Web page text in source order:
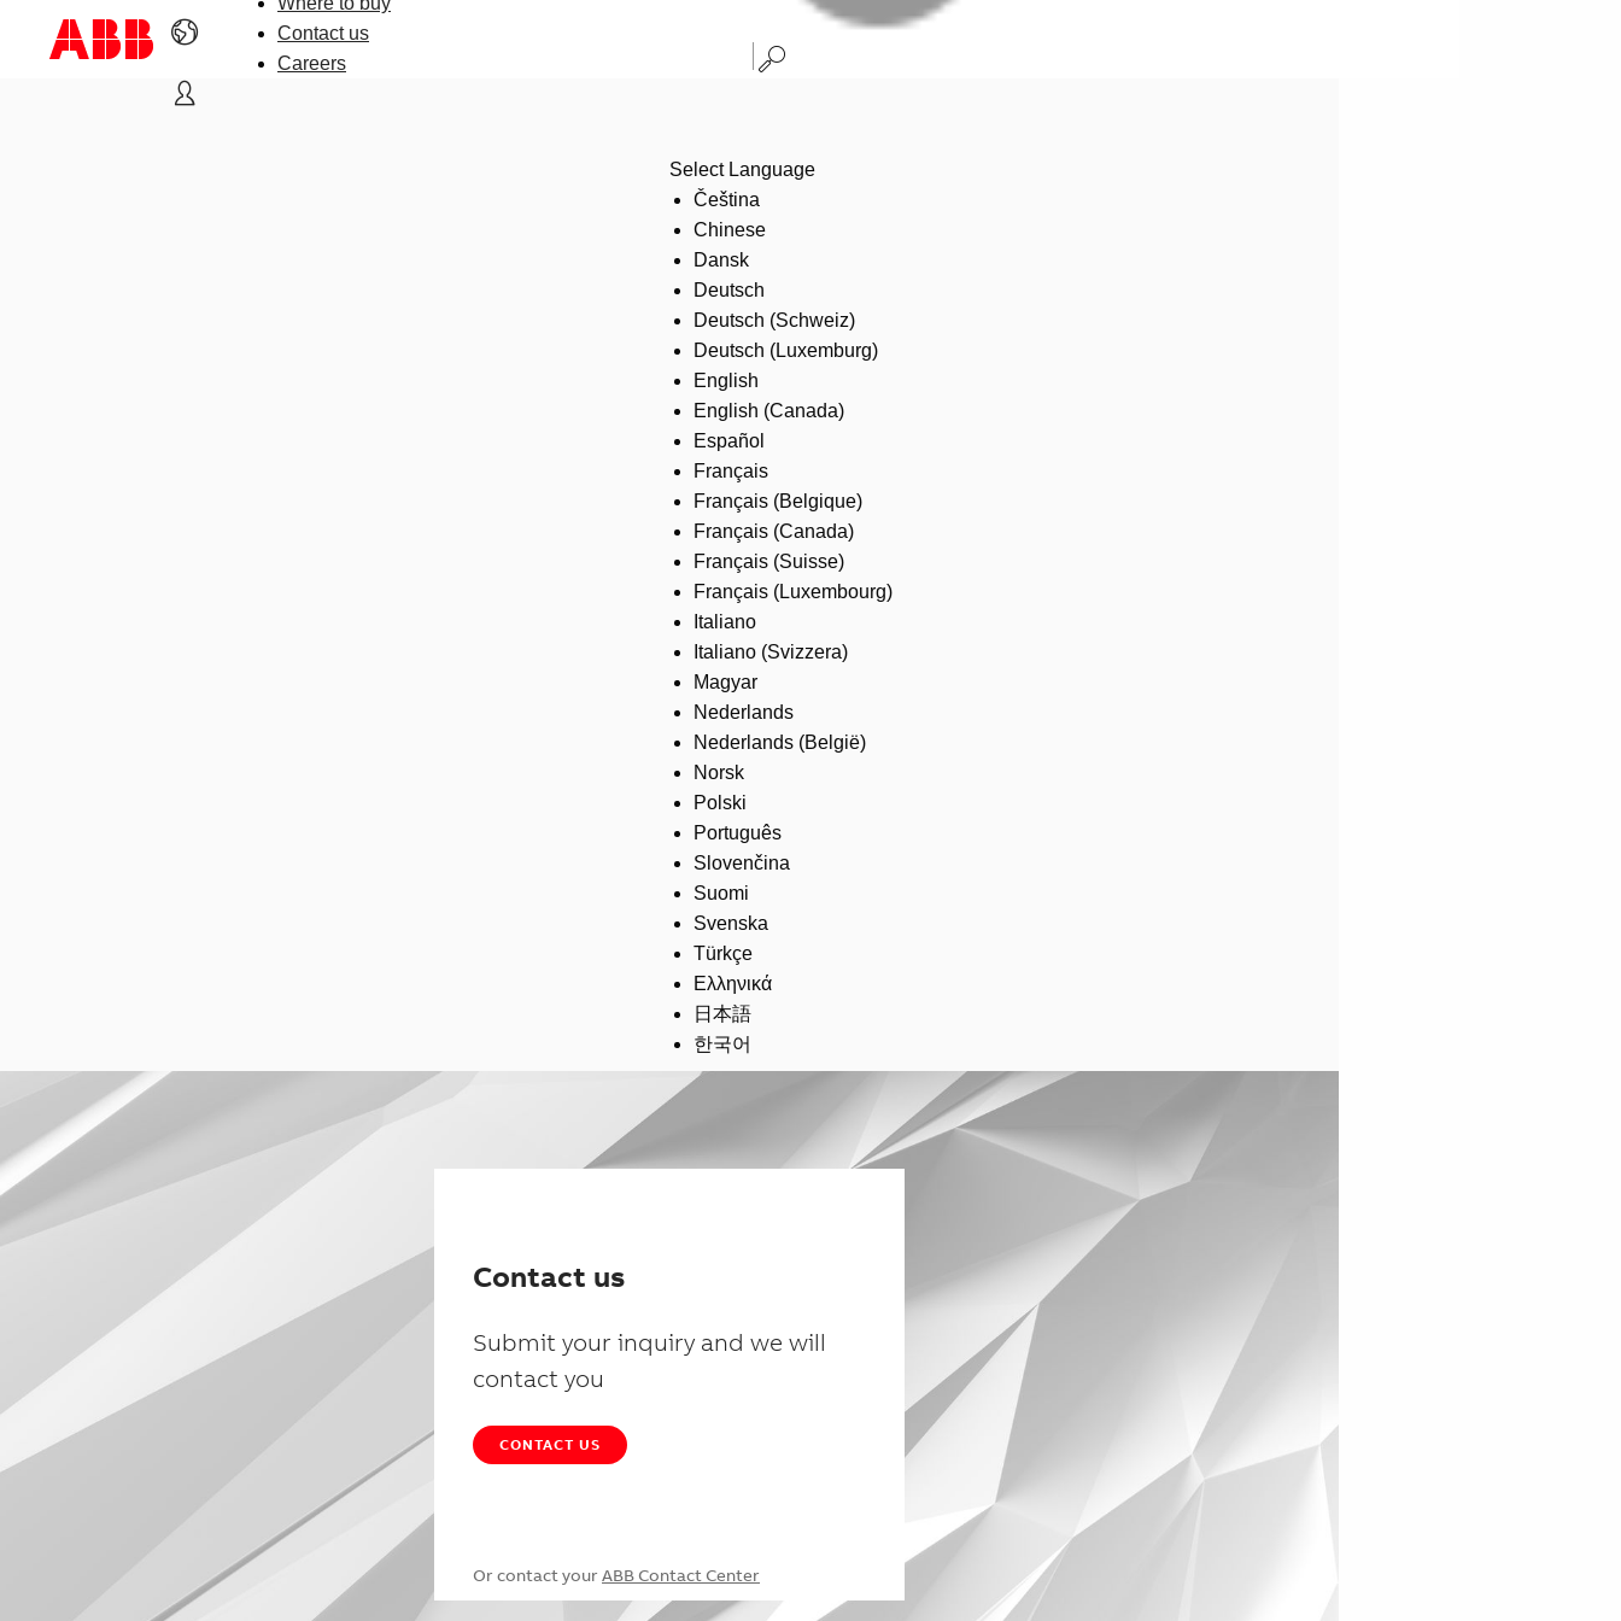
Contact us
Careers
Select Language
Čeština
Chinese
Dansk
Deutsch
Deutsch (Schweiz)
Deutsch (Luxemburg)
English
English (Canada)
Español
Français
Français (Belgique)
Français (Canada)
Français (Suisse)
Français (Luxembourg)
Italiano
Italiano (Svizzera)
Magyar
Nederlands
Nederlands (België)
Norsk
Polski
Português
Slovenčina
Suomi
Svenska
Türkçe
Ελληνικά
日本語
한국어
Contact us
Submit your inquiry and we will
contact you
CONTACT US
Or contact your ABB Contact Center